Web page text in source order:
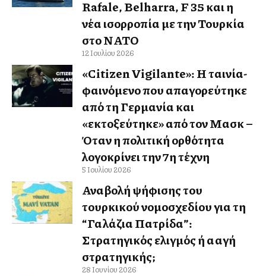
Rafale, Belharra, F 35 και η
νέα ισορροπία με την Τουρκία
στο ΝΑΤΟ
12 Ιουλίου 2026
«Citizen Vigilante»: Η ταινία-
φαινόμενο που απαγορεύτηκε
από τη Γερμανία και
«εκτοξεύτηκε» από τον Μασκ –
Όταν η πολιτική ορθότητα
λογοκρίνει την 7η τέχνη
5 Ιουλίου 2026
Αναβολή ψήφισης του
τουρκικού νομοσχεδίου για τη
“Γαλάζια Πατρίδα”:
Στρατηγικός ελιγμός ή αλλαγή
στρατηγικής;
28 Ιουνίου 2026